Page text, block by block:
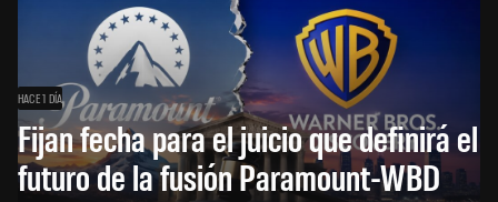
HACE 1 DÍA
Fijan fecha para el juicio que definirá el
futuro de la fusión Paramount-WBD